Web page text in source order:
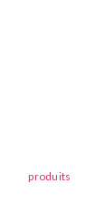
produits